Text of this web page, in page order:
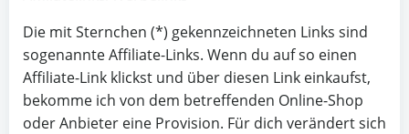
Die mit Sternchen (*) gekennzeichneten Links sind
sogenannte Affiliate-Links. Wenn du auf so einen
Affiliate-Link klickst und über diesen Link einkaufst,
bekomme ich von dem betreffenden Online-Shop
oder Anbieter eine Provision. Für dich verändert sich